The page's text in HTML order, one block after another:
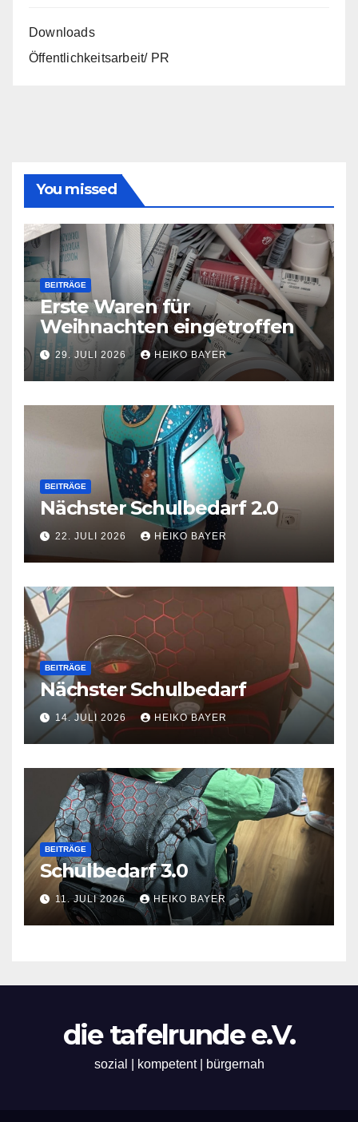
Downloads
Öffentlichkeitsarbeit/ PR
You missed
BEITRÄGE
Erste Waren für
Weihnachten eingetroffen
29. JULI 2026 HEIKO BAYER
BEITRÄGE
Nächster Schulbedarf 2.0
22. JULI 2026 HEIKO BAYER
BEITRÄGE
Nächster Schulbedarf
14. JULI 2026 HEIKO BAYER
BEITRÄGE
Schulbedarf 3.0
11. JULI 2026 HEIKO BAYER
die tafelrunde e.V.
sozial | kompetent | bürgernah